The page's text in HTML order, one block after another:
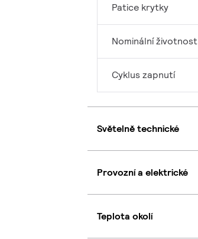
Patice krytky
Nominální životnost
Cyklus zapnutí
Světelně technické
Provozní a elektrické
Teplota okolí